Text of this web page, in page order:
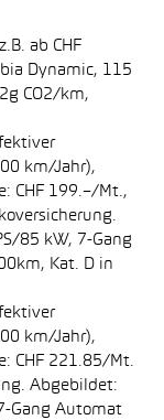
ab CHF
Dynamic, 115
CO2/km,
km/Jahr),
CHF 199.–/Mt.,
85 kW, 7-Gang
Kat. D in
km/Jahr),
CHF 221.85/Mt.
Abgebildet:
Gang Automat